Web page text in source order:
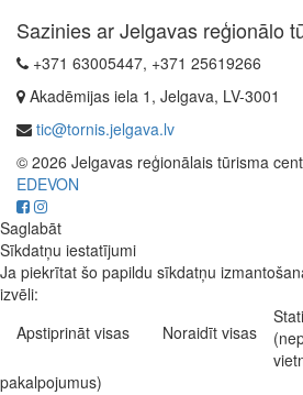
Sazinies ar Jelgavas reģionālo
+371 63005447, +371 25619266
Akadēmijas iela 1, Jelgava, LV-3001
tic@tornis.jelgava.lv
© 2026 Jelgavas reģionālais tūrisma
EDEVON
Saglabāt
Sīkdatņu iestatījumi
Ja piekrītat šo papildu sīkdatņu
izvēli:
Apstiprināt visas
Noraidīt visas
pakalpojumus)